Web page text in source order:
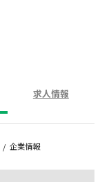
求人情報
企業情報